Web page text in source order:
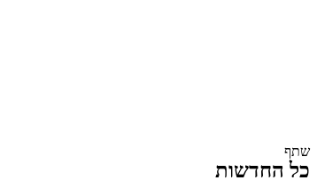
שתף
כל החדשות